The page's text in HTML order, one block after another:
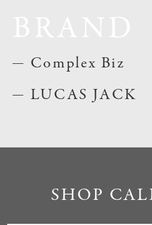
Complex Biz
LUCAS JACK
SHOP